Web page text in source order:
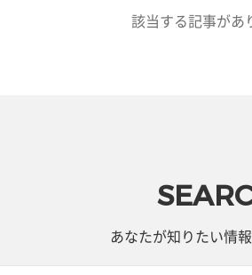
該当する記事があ
あなたが知りたい情